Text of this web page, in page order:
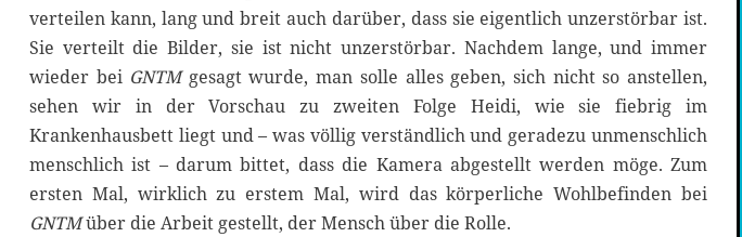
verteilen kann, lang und breit auch darüber, dass sie eigentlich unzerstörbar ist.
Sie verteilt die Bilder, sie ist nicht unzerstörbar. Nachdem lange, und immer
wieder bei GNTMgesagt wurde, man solle alles geben, sich nicht so anstellen,
sehen wir in der Vorschau zu zweiten Folge Heidi, wie sie fiebrig im
Krankenhausbett liegt und – was völlig verständlich und geradezu unmenschlich
menschlich ist – darum bittet, dass die Kamera abgestellt werden möge. Zum
ersten Mal, wirklich zu erstem Mal, wird das körperliche Wohlbefinden bei
GNTMüber die Arbeit gestellt, der Mensch über die Rolle.